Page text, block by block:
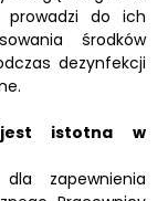
do ich
środków
dezynfekcji
jest istotna w
zapewnienia